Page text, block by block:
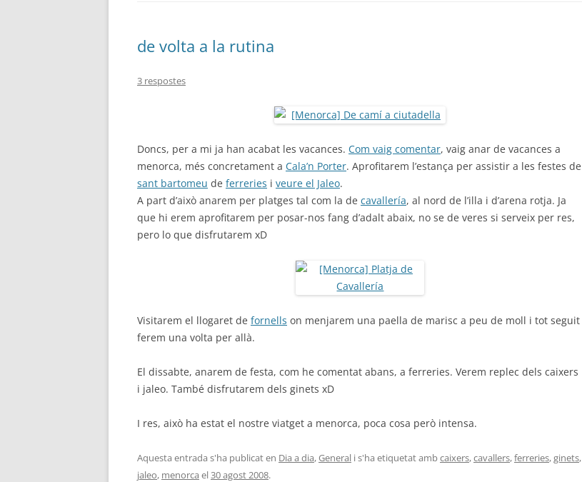
de volta a la rutina
3 respostes
Doncs, per a mi ja han acabat les vacances. Com vaig comentar, vaig anar de vacances a
menorca, més concretament a Cala’n Porter. Aprofitarem l’estança per assistir a les festes de
sant bartomeu de ferreries i veure el Jaleo.
A part d’això anarem per platges tal com la de cavallería, al nord de l’illa i d’arena rotja. Ja
que hi erem aprofitarem per posar-nos fang d’adalt abaix, no se de veres si serveix per res,
pero lo que disfrutarem xD
Visitarem el llogaret de fornells on menjarem una paella de marisc a peu de moll i tot seguit
ferem una volta per allà.
El dissabte, anarem de festa, com he comentat abans, a ferreries. Verem replec dels caixers
i jaleo. També disfrutarem dels ginets xD
I res, això ha estat el nostre viatget a menorca, poca cosa però intensa.
Aquesta entrada s'ha publicat en Dia a dia,General i s'ha etiquetat ambcaixers,cavallers,ferreries,ginets,
jaleo, menorca el30 agost 2008.